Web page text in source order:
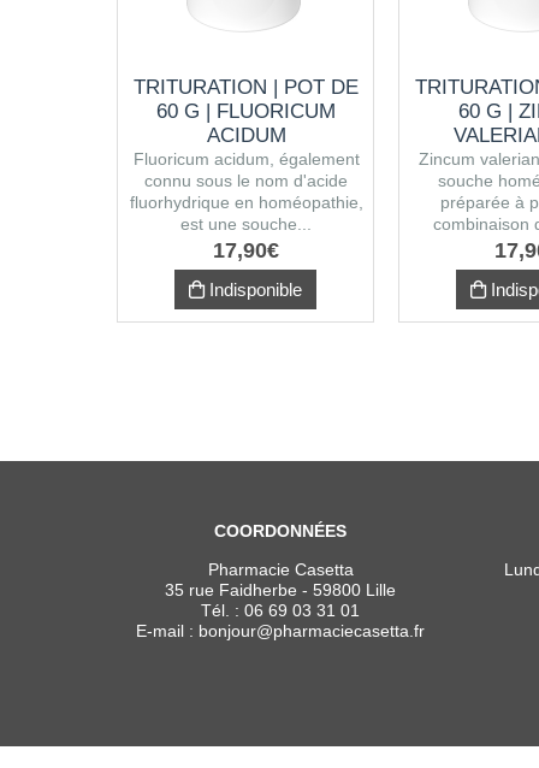
TRITURATION | POT DE
60 G | FLUORICUM
ACIDUM
Fluoricum acidum, également
connu sous le nom d'acide
fluorhydrique en homéopathie,
est une souche...
17,90€
Indisponible
60 G |
Zincum
souche
préparée à
combinaison
17,
COORDONNÉES
Pharmacie Casetta
35 rue Faidherbe - 59800 Lille
Tél. :06 69 03 31 01
E-mail : bonjour@pharmaciecasetta.fr